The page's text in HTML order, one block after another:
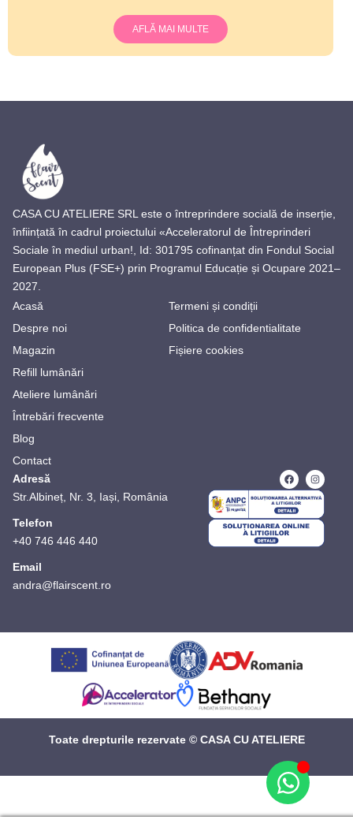
AFLĂ MAI MULTE
CASA CU ATELIERE SRL este o întreprindere socială de inserție,
înființată în cadrul proiectului «Acceleratorul de Întreprinderi
Sociale în mediul urban!, Id: 301795 cofinanțat din Fondul Social
European Plus (FSE+) prin Programul Educație și Ocupare 2021–
2027.
Acasă
Despre noi
Magazin
Refill lumânări
Ateliere lumânări
Întrebări frecvente
Blog
Contact
Termeni și condiții
Politica de confidentialitate
Fișiere cookies
Adresă
Str.Albineț, Nr. 3, Iași, România
Telefon
+40 746 446 440
Email
andra@flairscent.ro
Toate drepturile rezervate © CASA CU ATELIERE